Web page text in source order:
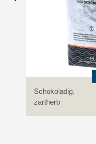
Schokoladig,
zartherb